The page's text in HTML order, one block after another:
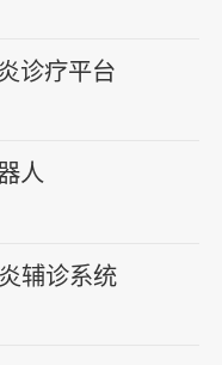
诊疗平台
人
辅诊系统